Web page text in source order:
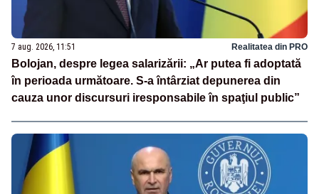
7 aug. 2026, 11:51 Realitatea din PRO
Bolojan, despre legea salarizării: „Ar putea fi adoptată
în perioada următoare. S-a întârziat depunerea din
cauza unor discursuri iresponsabile în spaţiul public”